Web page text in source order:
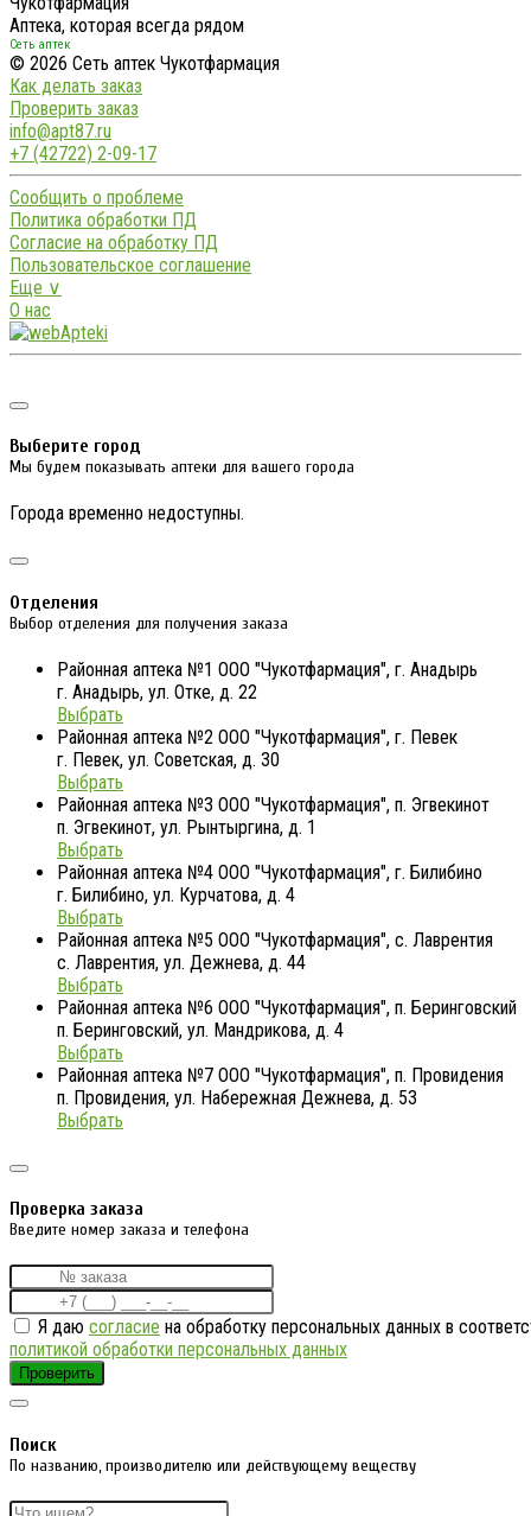
Аптека, которая всегда рядом
Сеть аптек
© 2026 Сеть аптек Чукотфармация
Как делать заказ
Проверить заказ
info@apt87.ru
+7 (42722) 2-09-17
Сообщить о проблеме
Политика обработки ПД
Согласие на обработку ПД
Пользовательское соглашение
Еще ∨
О нас
Выберите город
Мы будем показывать аптеки для вашего города
Города временно недоступны.
Отделения
Выбор отделения для получения заказа
Районная аптека №1 ООО "Чукотфармация", г. Анадырь
г. Анадырь, ул. Отке, д. 22
Выбрать
Районная аптека №2 ООО "Чукотфармация", г. Певек
г. Певек, ул. Советская, д. 30
Выбрать
Районная аптека №3 ООО "Чукотфармация", п. Эгвекинот
п. Эгвекинот, ул. Рынтыргина, д. 1
Выбрать
Районная аптека №4 ООО "Чукотфармация", г. Билибино
г. Билибино, ул. Курчатова, д. 4
Выбрать
Районная аптека №5 ООО "Чукотфармация", с. Лаврентия
с. Лаврентия, ул. Дежнева, д. 44
Выбрать
Районная аптека №6 ООО "Чукотфармация", п. Беринговский
п. Беринговский, ул. Мандрикова, д. 4
Выбрать
Районная аптека №7 ООО "Чукотфармация", п. Провидения
п. Провидения, ул. Набережная Дежнева, д. 53
Выбрать
Проверка заказа
Введите номер заказа и телефона
Я даю согласие на обработку персональных данных в
политикой обработки персональных данных
Проверить
Поиск
По названию, производителю или действующему веществу